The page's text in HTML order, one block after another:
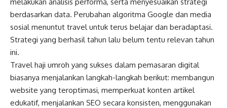
berdasarkan data. Perubahan algoritma Google dan media
sosial menuntut travel untuk terus belajar dan beradaptasi.
Strategi yang berhasil tahun lalu belum tentu relevan tahun
ini.
Travel haji umroh yang sukses dalam pemasaran digital
biasanya menjalankan langkah-langkah berikut: membangun
website yang teroptimasi, memperkuat konten artikel
edukatif, menjalankan SEO secara konsisten, menggunakan